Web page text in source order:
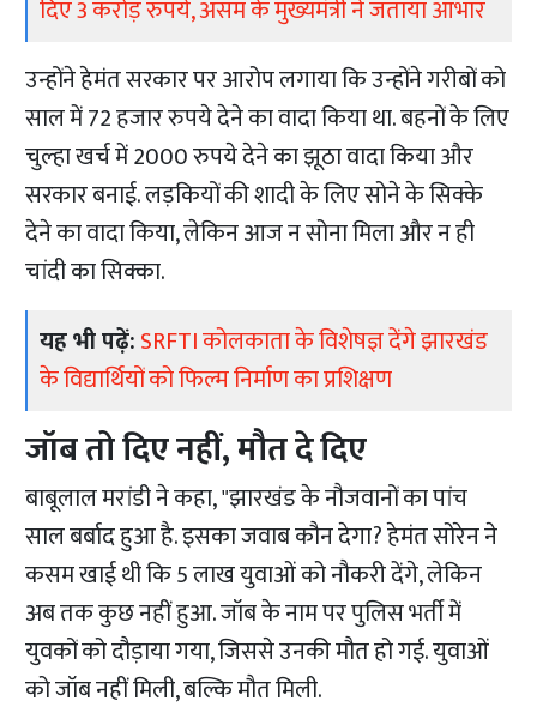
दिए 3 करोड़ रुपये, असम के मुख्यमंत्री ने जताया आभार
उन्होंने हेमंत सरकार पर आरोप लगाया कि उन्होंने गरीबों को
साल में 72 हजार रुपये देने का वादा किया था. बहनों के लिए
चुल्हा खर्च में 2000 रुपये देने का झूठा वादा किया और
सरकार बनाई. लड़कियों की शादी के लिए सोने के सिक्के
देने का वादा किया, लेकिन आज न सोना मिला और न ही
चांदी का सिक्का.
यह भी पढ़ें:SRFTI कोलकाता के विशेषज्ञ देंगे झारखंड
के विद्यार्थियों को फिल्म निर्माण का प्रशिक्षण
जॉब तो दिए नहीं, मौत दे दिए
बाबूलाल मरांडी ने कहा, "झारखंड के नौजवानों का पांच
साल बर्बाद हुआ है. इसका जवाब कौन देगा? हेमंत सोरेन ने
कसम खाई थी कि 5 लाख युवाओं को नौकरी देंगे, लेकिन
अब तक कुछ नहीं हुआ. जॉब के नाम पर पुलिस भर्ती में
युवकों को दौड़ाया गया, जिससे उनकी मौत हो गई. युवाओं
को जॉब नहीं मिली, बल्कि मौत मिली.